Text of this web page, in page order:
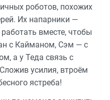
роботов, похожих
Их напарники —
вместе, чтобы
с Кайманом, Сэм — с
а у Теда связь с
усилия, втроём
ястреба!